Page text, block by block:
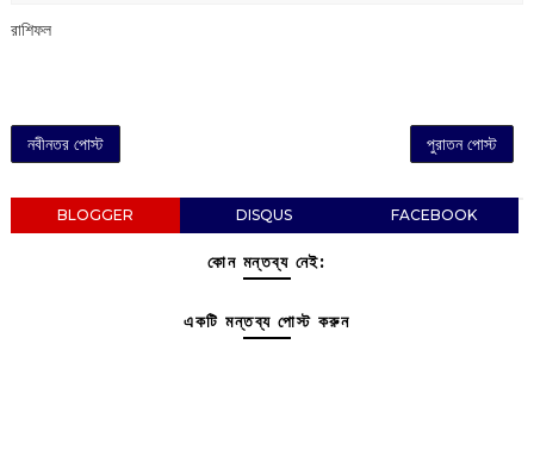
রাশিফল
নবীনতর পোস্ট পুরাতন পোস্ট
BLOGGER DISQUS FACEBOOK
কোন মন্তব্য নেই:
একটি মন্তব্য পোস্ট করুন